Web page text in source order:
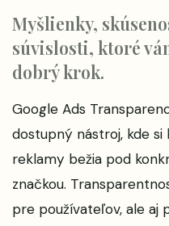
Myšlienky,
súvislosti, ktoré
dobrý krok.
Google Ads
dostupný nástroj, kde
reklamy bežia pod
značkou.
pre používateľov, ale aj